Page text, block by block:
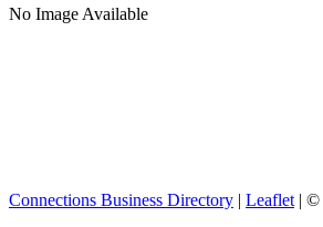
No Image Available
Connections Business Directory | Leaflet | ©